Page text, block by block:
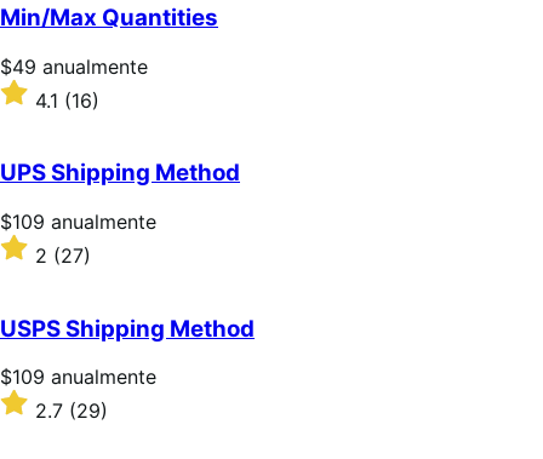
5
estrellas
Min/Max Quantities
Precio:
$49/anualmente
$49 anualmente
Valoración:
4.1
5
estrellas
4.1 (16)
UPS Shipping Method
Precio:
$109/anualmente
$109 anualmente
Valoración:
5
estrellas
2 (27)
USPS Shipping Method
Precio:
$109/anualmente
$109 anualmente
Valoración:
2.7 (29)